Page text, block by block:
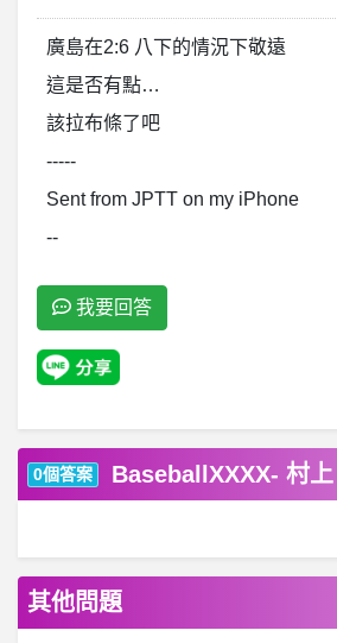
廣島在2:6 八下的情況下敬遠
這是否有點…
該拉布條了吧
-----
Sent from JPTT on my iPhone
--
我要回答
0個答案 BaseballXXXX- 村
其他問題